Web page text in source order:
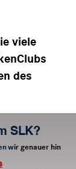
viele
des
SLK?
wir genauer hin